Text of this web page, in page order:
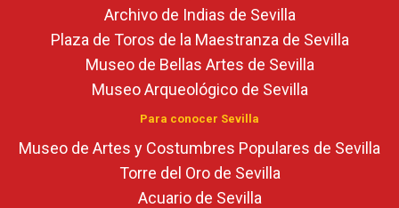
Archivo de Indias de Sevilla
Plaza de Toros de la Maestranza de Sevilla
Museo de Bellas Artes de Sevilla
Museo Arqueológico de Sevilla
Para conocer Sevilla
Museo de Artes y Costumbres Populares de Sevilla
Torre del Oro de Sevilla
Acuario de Sevilla